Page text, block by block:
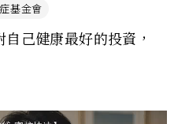
己健康最好的投資，
基金會